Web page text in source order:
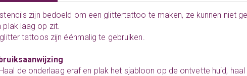
stencils zijn bedoeld om een glittertattoo te maken, ze kunnen niet
plak laag op zit.
tattoos zijn éénmalig te gebruiken.
Haal de onderlaag eraf en plak het sjabloon op de ontvette huid,